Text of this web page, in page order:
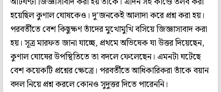
হয়েছিল কুণাল ঘোষকেও। দু'জনকেই আলাদা করে প্রশ্ন করা হয়।
পরবর্তীতে বেশ কিছুক্ষণ তাঁদের মুখোমুখি বসিয়ে জিজ্ঞাসাবাদ করা
হয়। সূত্র মারফত জানা যাচ্ছে, প্রথমে অভিষেক যা উত্তর দিয়েছেন,
কুণাল ঘোষের উপস্থিতিতে তা বদলে ফেলেছেন। এমনটা ঘটেছে
বেশ কয়েকটি প্রশ্নের ক্ষেত্রে। পরবর্তীতে আধিকারিকরা তাঁকে বয়ান
বদল নিয়ে প্রশ্ন করলে কোনও সুদুত্তর দিতে পারেননি।